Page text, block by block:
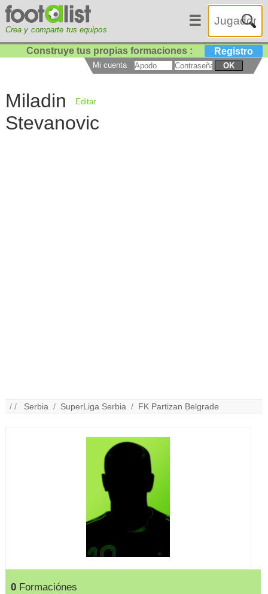
Crea y comparte tus equipos
☰
Construye tus propias formaciones : Registro
Mi cuenta OK
Miladin
Stevanovic
Editar
/ / Serbia / SuperLiga Serbia / FK Partizan Belgrade
0 Formaciónes